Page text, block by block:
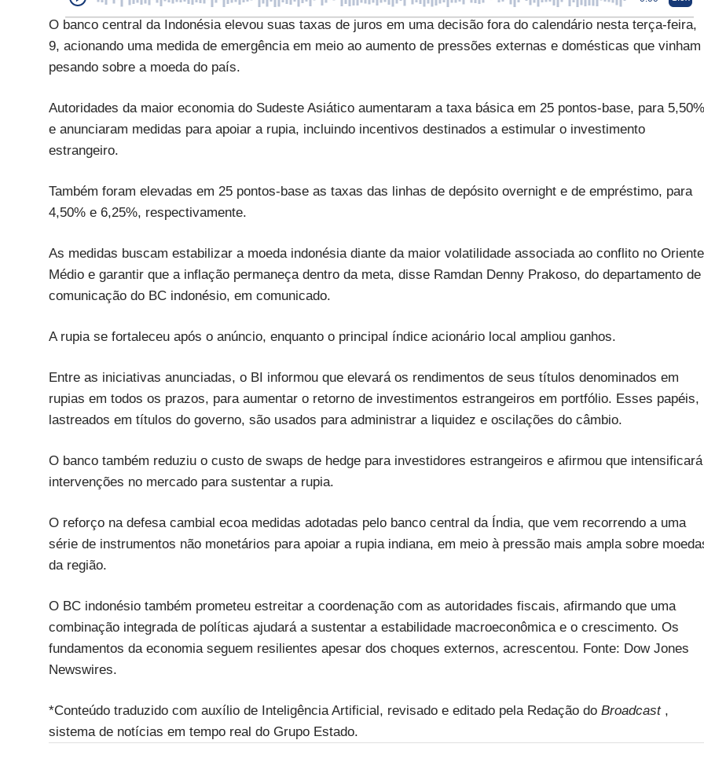
O banco central da Indonésia elevou suas taxas de juros em uma decisão fora do calendário nesta terça-feira,
9, acionando uma medida de emergência em meio ao aumento de pressões externas e domésticas que vinham
pesando sobre a moeda do país.
Autoridades da maior economia do Sudeste Asiático aumentaram a taxa básica em 25 pontos-base, para
e anunciaram medidas para apoiar a rupia, incluindo incentivos destinados a estimular o investimento
estrangeiro.
Também foram elevadas em 25 pontos-base as taxas das linhas de depósito overnight e de empréstimo, para
4,50% e 6,25%, respectivamente.
As medidas buscam estabilizar a moeda indonésia diante da maior volatilidade associada ao conflito no Oriente
Médio e garantir que a inflação permaneça dentro da meta, disse Ramdan Denny Prakoso, do departamento de
comunicação do BC indonésio, em comunicado.
A rupia se fortaleceu após o anúncio, enquanto o principal índice acionário local ampliou ganhos.
Entre as iniciativas anunciadas, o BI informou que elevará os rendimentos de seus títulos denominados em
rupias em todos os prazos, para aumentar o retorno de investimentos estrangeiros em portfólio. Esses papéis,
lastreados em títulos do governo, são usados para administrar a liquidez e oscilações do câmbio.
O banco também reduziu o custo de swaps de hedge para investidores estrangeiros e afirmou que intensificará
intervenções no mercado para sustentar a rupia.
O reforço na defesa cambial ecoa medidas adotadas pelo banco central da Índia, que vem recorrendo a uma
série de instrumentos não monetários para apoiar a rupia indiana, em meio à pressão mais ampla sobre
da região.
O BC indonésio também prometeu estreitar a coordenação com as autoridades fiscais, afirmando que uma
combinação integrada de políticas ajudará a sustentar a estabilidade macroeconômica e o crescimento. Os
fundamentos da economia seguem resilientes apesar dos choques externos, acrescentou. Fonte: Dow Jones
Newswires.
*Conteúdo traduzido com auxílio de Inteligência Artificial, revisado e editado pela Redação do Broadcast ,
sistema de notícias em tempo real do Grupo Estado.